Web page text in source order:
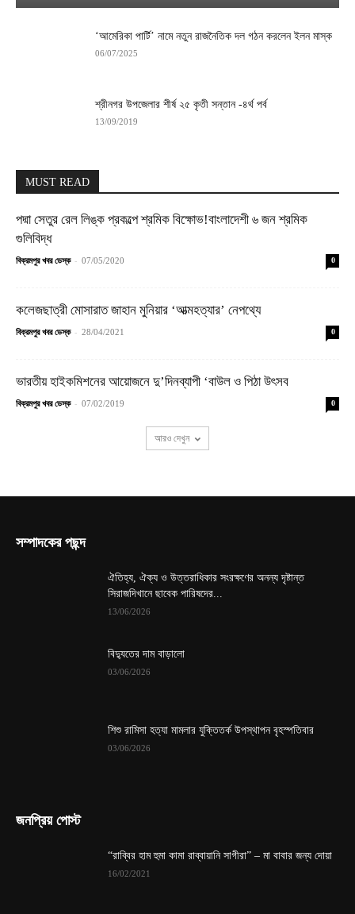
‘আমেরিকা পার্টি’ নামে নতুন রাজনৈতিক দল গঠন করলেন ইলন মাস্ক
06/07/2025
শ্রীনগর উপজেলার শীর্ষ ২৫ কৃতী সন্তান -৪র্থ পর্ব
13/09/2019
MUST READ
পদ্মা সেতুর রেল লিঙ্ক প্রকল্পে শ্রমিক বিক্ষোভ!বাংলাদেশী ৬ জন শ্রমিক
গুলিবিদ্ধ
বিক্রমপুর খবর ডেস্ক - 07/05/2020 0
কলেজছাত্রী মোসারাত জাহান মুনিয়ার ‘আত্মহত্যার’ নেপথ্যে
বিক্রমপুর খবর ডেস্ক - 28/04/2021 0
ভারতীয় হাইকমিশনের আয়োজনে দু’দিনব্যাপী ‘বাউল ও পিঠা উৎসব
বিক্রমপুর খবর ডেস্ক - 07/02/2019 0
আরও দেখুন
সম্পাদকের পছন্দ
ঐতিহ্য, ঐক্য ও উত্তরাধিকার সংরক্ষণের অনন্য দৃষ্টান্ত
সিরাজদিখানে ছাবেক পারিষদের...
13/06/2026
বিদ্যুতের দাম বাড়ালো
03/06/2026
শিশু রামিসা হত্যা মামলার যুক্তিতর্ক উপস্থাপন বৃহস্পতিবার
03/06/2026
জনপ্রিয় পোস্ট
“রাব্বির হাম হুমা কামা রাব্বায়ানি সাগীরা” – মা বাবার জন্য দোয়া
16/02/2021